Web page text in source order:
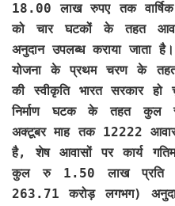
18.00 लाख रुपए तक वार्षिक
को चार घटकों के तहत
अनुदान उपलब्ध कराया जाता है।
योजना के प्रथम चरण के
की स्वीकृति भारत सरकार हो
निर्माण घटक के तहत कुल
अक्टूबर माह तक 12222
है, शेष आवासों पर कार्य
कुल रु 1.50 लाख
263.71 करोड़ लगभग)